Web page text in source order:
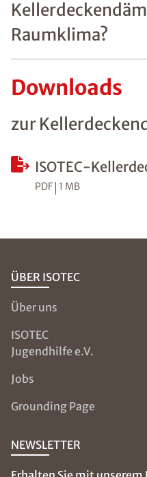
Raumklima?
Downloads
zur
ISOTEC-
PDF 1 MB
ÜBER ISOTEC
Über uns
ISOTEC
Jugendhilfe e.V.
Jobs
Grounding Page
NEWSLETTER